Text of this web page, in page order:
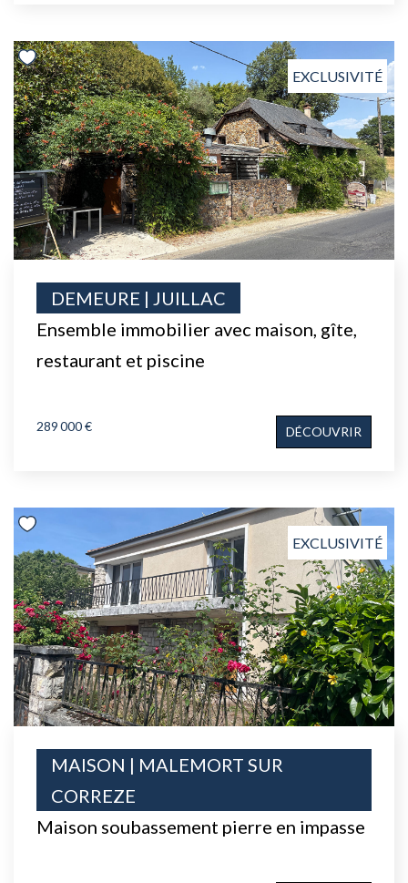
EXCLUSIVITÉ
Ensemble immobilier avec maison, gîte,
restaurant et piscine
DEMEURE | JUILLAC
289 000 € DÉCOUVRIR
EXCLUSIVITÉ
Maison soubassement pierre en impasse
MAISON | MALEMORT SUR
CORREZE